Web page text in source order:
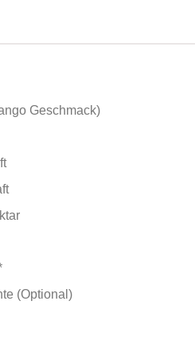
Geschmack)
(Optional)